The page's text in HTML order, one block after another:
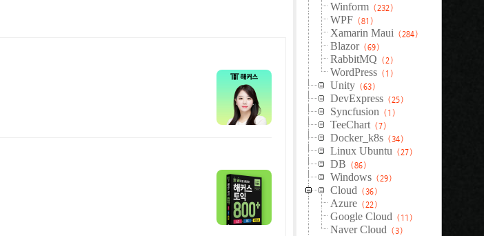
Winform (232)
WPF (81)
Xamarin Maui (284)
Blazor(69)
RabbitMQ (2)
WordPress (1)
Unity (63)
DevExpress (25)
Syncfusion (1)
TeeChart (7)
Docker_k8s (34)
Linux Ubuntu (27)
DB (86)
Windows (29)
Cloud (36)
Azure (22)
Google Cloud (11)
Naver Cloud (3)